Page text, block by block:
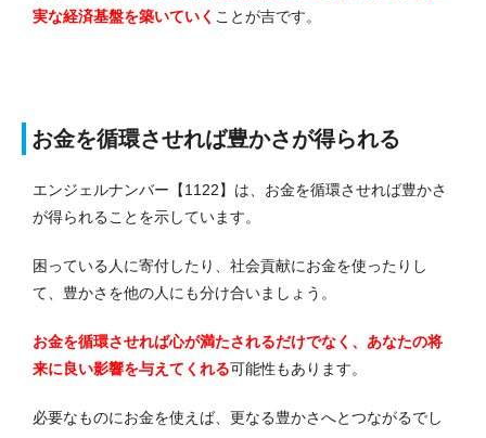
実な経済基盤を築いていく ことが吉です。
お金を循環させれば豊かさが得られる
エンジェルナンバー【1122】は、お金を循環させれば豊かさ
が得られることを示しています。
困っている人に寄付したり、社会貢献にお金を使ったりし
て、豊かさを他の人にも分け合いましょう。
お金を循環させれば心が満たされるだけでなく、あなたの将
来に良い影響を与えてくれる可能性もあります。
必要なものにお金を使えば、更なる豊かさへとつながるでし